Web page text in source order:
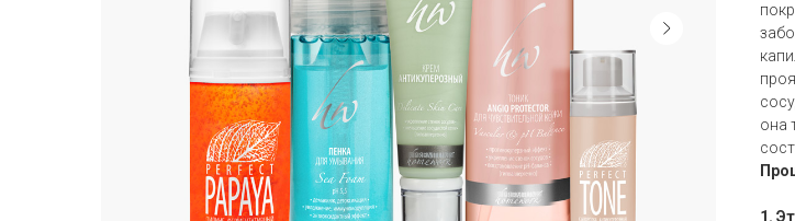
она
1.